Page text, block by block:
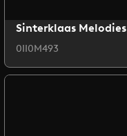
Sinterklaas Melodies
0II0M493